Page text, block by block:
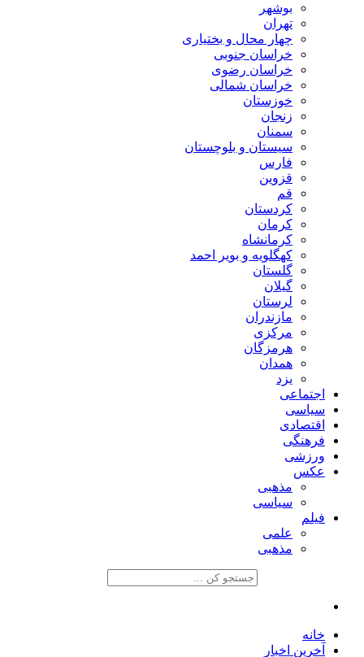
بوشهر
تهران
چهار محال و بختیاری
خراسان جنوبی
خراسان رضوی
خراسان شمالی
خوزستان
زنجان
سمنان
سیستان و بلوچستان
فارس
قزوین
قم
کردستان
کرمان
کرمانشاه
کهگلویه و بویر احمد
گلستان
گیلان
لرستان
مازندران
مرکزی
هرمزگان
همدان
یزد
اجتماعی
سیاسی
اقتصادی
فرهنگی
ورزشی
عکس
مذهبی
سیاسی
فیلم
علمی
مذهبی
خانه
آخرین اخبار